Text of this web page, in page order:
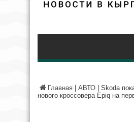
Главная АВТО
Skoda
нового кроссовера Epiq на